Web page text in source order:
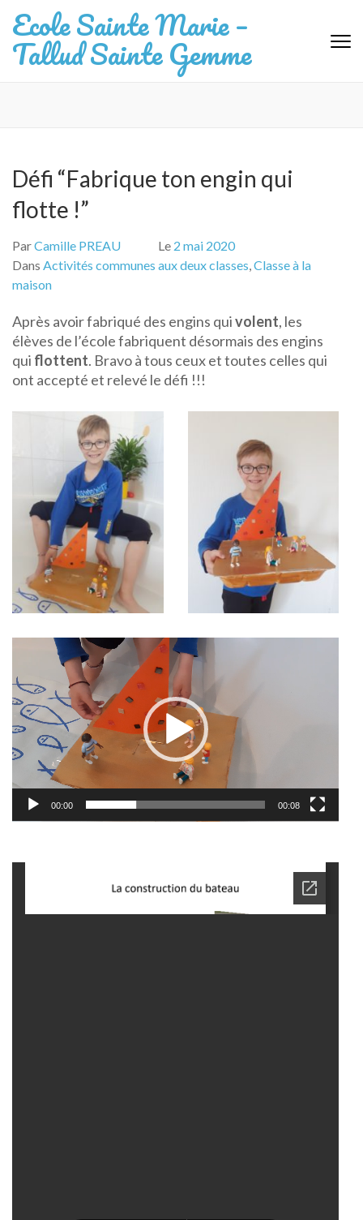
au
contenu
(Pressez
Ecole Sainte Marie –
Tallud Sainte Gemme
Défi “Fabrique ton engin qui
flotte !”
ParCamille PREAU Le 2 mai 2020
Dans Activités communes aux deux classes,Classe à la
maison
Après avoir fabriqué des engins quivolent, les
élèves de l’école fabriquent désormais des engins
qui flottent. Bravo à tous ceux et toutes celles qui
ont accepté et relevé le défi !!!
00:00 00:08